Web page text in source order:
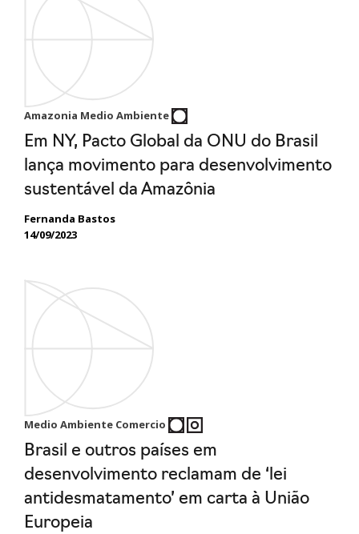
Amazonia Medio Ambiente
Em NY, Pacto Global da ONU do Brasil
lança movimento para desenvolvimento
sustentável da Amazônia
Fernanda Bastos
14/09/2023
Medio Ambiente Comercio
Brasil e outros países em
desenvolvimento reclamam de ‘lei
antidesmatamento’ em carta à União
Europeia